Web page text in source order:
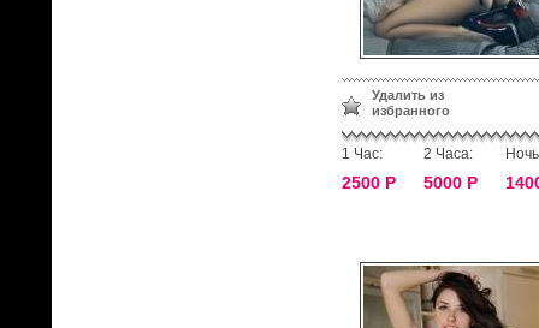
Удалить из
избранного
1 Час:
2500 Р
2 Часа:
5000 Р